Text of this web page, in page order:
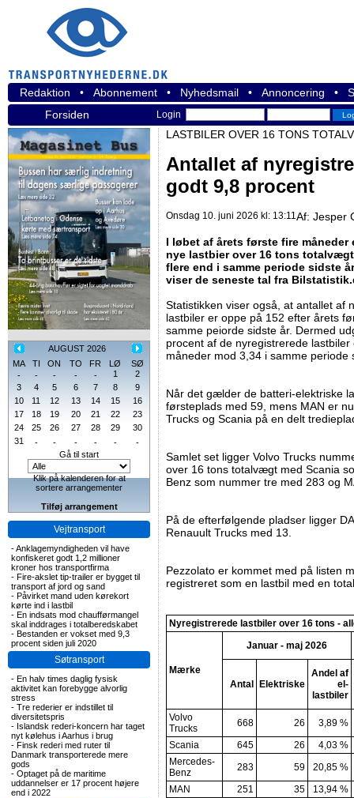
Redaktion • Abonnement • Nyhedsmail • Annoncering •
Forsiden
Login
AUGUST 2026
MA
TI ON TO FR LØ
SØ
-
- - - - 1
2
3
4 5 6 7 8
9
10
11 12 13 14 15
16
17
18 19 20 21 22
23
24
25 26 27 28 29
30
31
- - - - -
-
Gå til start
Klik på kalenderen for at
sortere arrangementer
Tilføj arrangement
Vejtransport
-Anklagemyndigheden vil have
konfiskeret godt 1,2 millioner
kroner hos transportfirma
- Fire-akslet tip-trailer er bygget til
transport af jord og sand
- Påvirket mand uden kørekort
kørte ind i lastbil
- En indsats mod chaufførmangel
skal inddrages i totalberedskabet
- Bestanden er vokset med 9,3
procent siden juli 2020
Søtransport
- En halv times daglig fysisk
aktivitet kan forebygge alvorlig
stress
- Tre rederier er indstillet til
diversitetspris
- Islandsk rederi-koncern har taget
nyt kølehus i Aarhus i brug
- Finsk rederi med ruter til
Danmark transporterede mere
gods
- Optaget på de maritime
uddannelser er 17 procent højere
end i 2022
LASTBILER OVER 16 TONS
Antallet af
godt 9,8 procent
Onsdag 10. juni 2026 kl: 13:11Af: Jesper
I løbet af årets første fire måneder
nye lastbier over 16 tons
flere end i samme periode sidste
viser de seneste tal fra
Statistikken viser også, at antallet af
lastbiler er oppe på 152 efter årets
samme peiorde sidste år. Dermed
procent af de nyregistrerede
måneder mod 3,34 i samme periode
Når det gælder de batteri-elektriske
førsteplads med 59, mens MAN er
Trucks og Scania på en delt
Samlet set ligger Volvo Trucks
over 16 tons totalvægt med Scania
Benz som nummer tre med 283 og
På de efterfølgende pladser ligger
Renauult Trucks med 13.
Pezzolato er kommet med på listen
registreret som en lastbil med en
Nyregistrerede lastbiler over 16 tons -
Mærke
Januar - maj 2026
Antal Elektriske
Andel af
el-
lastbiler
Volvo
Trucks
668 26
3,89 %
Scania
645 26
4,03 %
Mercedes-
Benz
283 59
20,85 %
MAN
251 35
13,94 %